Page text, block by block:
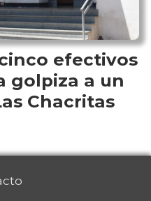
efectivos
golpiza a un
Chacritas